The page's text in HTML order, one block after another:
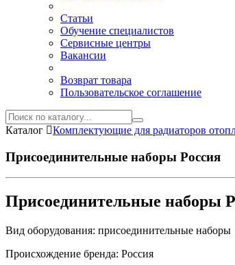
Статьи
Обучение специалистов
Сервисные центры
Вакансии
Возврат товара
Пользовательское соглашение
Каталог Комплектующие для радиаторов
Присоединительные наборы Россия
Присоединительные наборы
Вид оборудования: присоединительные наборы
Происхождение бренда: Россия